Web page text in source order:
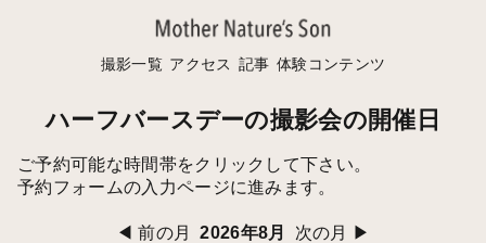
撮影一覧 アクセス 記事 体験コンテンツ
ハーフバースデーの撮影会の開催日
ご予約可能な時間帯をクリックして下さい。
予約フォームの入力ページに進みます。
◀ 前の月 2026年8月 次の月 ▶